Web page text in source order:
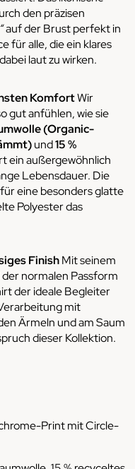
den präzisen
auf der Brust perfekt in
für alle, die ein klares
laut zu wirken.
KomfortWir
gut anfühlen, wie sie
(Organic-
und15 %
ein außergewöhnlich
Lebensdauer. Die
eine besonders glatte
Polyester das
FinishMit seinem
normalen Passform
der ideale Begleiter
mit
Ärmeln und am Saum
dieser Kollektion.
Print mit Circle-